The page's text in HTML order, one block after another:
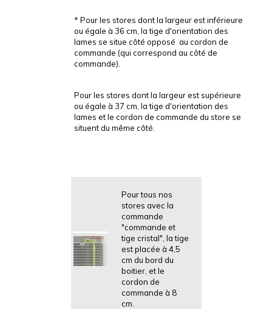
* Pour les stores dont la largeur est inférieure
ou égale à 36 cm, la tige d'orientation des
lames se situe côté opposé au cordon de
commande (qui correspond au côté de
commande).
Pour les stores dont la largeur est supérieure
ou égale à 37 cm, la tige d'orientation des
lames et le cordon de commande du store se
situent du même côté.
Pour tous nos
stores avec la
commande
"commande et
tige cristal", la tige
est placée à 4,5
cm du bord du
boitier, et le
cordon de
commande à 8
cm.